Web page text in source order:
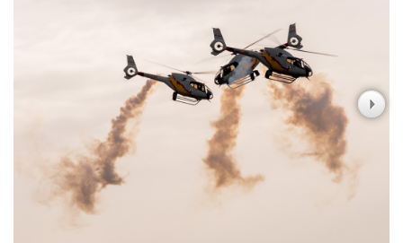
Carniceria y granja El Viejo Peña
Casa Berta
Clima Castelar
CONSERVAS YAMASIRO